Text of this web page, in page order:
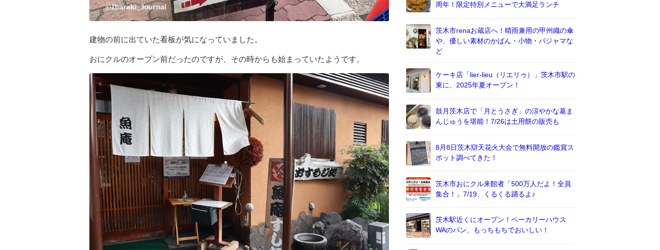
建物の前に出ていた看板が気になっていました。
おにクルのオープン前だったのですが、その時からも始まっていたようです。
周年！限定特別メニューで大満足ランチ
茨木市renaお蔵店へ！晴雨兼用の甲州織の傘
や、優しい素材のかばん・小物・パジャマな
ど
ケーキ店「lier-lieu（リエリゥ）」茨木市駅の
東に、2025年夏オープン！
鼓月茨木店で「月とうさぎ」の涼やかな葛ま
んじゅうを堪能！7/26は土用餅の販売も
8月8日茨木辯天花火大会で無料開放の鑑賞ス
ポット調べてきた！
茨木市おにクル来館者「500万人だよ！全員
集合！」7/19、くるくる踊るよ♪
茨木駅近くにオープン！ベーカリーハウス
WAのパン、もっちもちでおいしい！